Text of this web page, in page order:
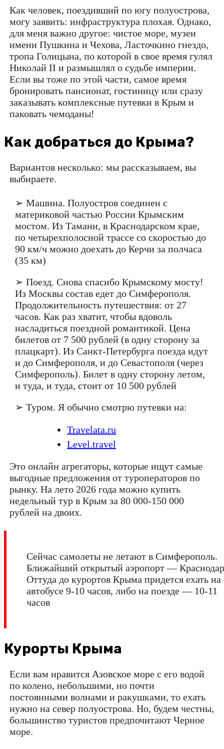
Как человек, поездивший по югу полуострова,
могу заявить: инфраструктура плохая. Однако,
для меня важно другое: чистое море, музеи
имени Пушкина и Чехова, Ласточкино гнездо,
тропа Голицына, по которой в свое время гулял
Николай II и размышлял о судьбе империи.
Если вы тоже по этой части, самое время
бронировать пансионат, гостиницу или сразу
заказывать комплексные путевки в Крым и
паковать чемоданы!
Как добраться до Крыма?
Вариантов несколько: мы рассказываем, вы
выбираете.
➢ Машина. Полуостров соединен с
материковой частью России Крымским
мостом. Из Тамани, в Краснодарском крае,
по четырехполосной трассе со скоростью до
90 км/ч можно доехать до Керчи за полчаса
(35 км)
➢ Поезд. Снова спасибо Крымскому мосту!
Из Москвы состав едет до Симферополя.
Продолжительность путешествия: от 27
часов. Как раз хватит, чтобы вдоволь
насладиться поездной романтикой. Цена
билетов от 7 500 рублей (в одну сторону за
плацкарт). Из Санкт-Петербурга поезда идут
и до Симферополя, и до Севастополя (через
Симферополь). Билет в одну сторону летом,
и туда, и туда, стоит от 10 500 рублей
➢ Туром. Я обычно смотрю путевки на:
Travelata.ru
Level.travel
Это онлайн агрегаторы, которые ищут самые
выгодные предложения от туроператоров по
рынку. На лето 2026 года можно купить
недельный тур в Крым за 80 000-150 000
рублей на двоих.
Сейчас самолеты не летают в Симферополь.
Ближайший открытый аэропорт —
Оттуда до курортов Крыма придется ехать на
автобусе 9-10 часов, либо на поезде — 10-11
часов
Курорты Крыма
Если вам нравится Азовское море с его водой
по колено, небольшими, но почти
постоянными волнами и ракушками, то ехать
нужно на север полуострова. Но, будем честны,
большинство туристов предпочитают Черное
море.